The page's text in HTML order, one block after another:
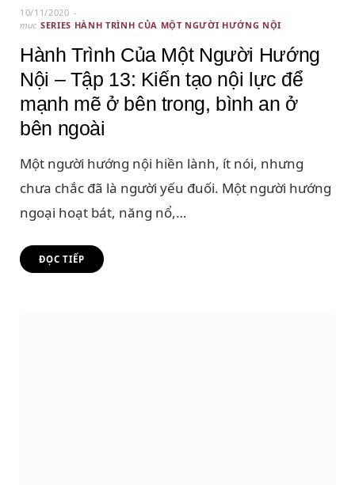
10/11/2020
mục SERIES HÀNH TRÌNH CỦA MỘT NGƯỜI HƯỚNG NỘI
Hành Trình Của Một Người Hướng
Nội – Tập 13: Kiến tạo nội lực để
mạnh mẽ ở bên trong, bình an ở
bên ngoài
Một người hướng nội hiền lành, ít nói, nhưng
chưa chắc đã là người yếu đuối. Một người hướng
ngoại hoạt bát, năng nổ,…
ĐỌC TIẾP